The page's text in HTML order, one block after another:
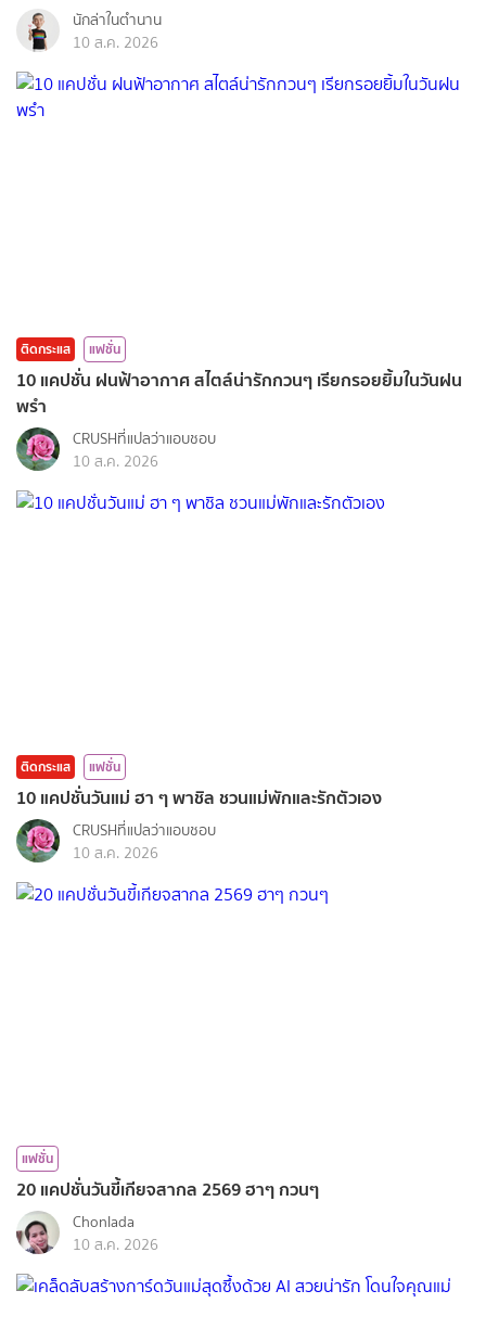
นักล่าในตำนาน
10 ส.ค. 2026
ติดกระแส แฟชั่น
10 แคปชั่น ฝนฟ้าอากาศ สไตล์น่ารักกวนๆ เรียกรอยยิ้มในวันฝน
พรำ
CRUSHที่แปลว่าแอบชอบ
10 ส.ค. 2026
ติดกระแส แฟชั่น
10 แคปชั่นวันแม่ ฮา ๆ พาชิล ชวนแม่พักและรักตัวเอง
CRUSHที่แปลว่าแอบชอบ
10 ส.ค. 2026
แฟชั่น
20 แคปชั่นวันขี้เกียจสากล 2569 ฮาๆ กวนๆ
Chonlada
10 ส.ค. 2026